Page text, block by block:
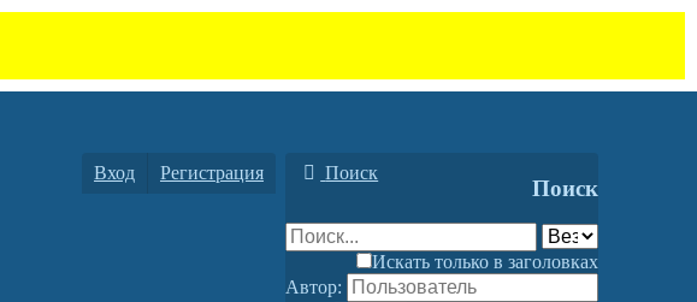
Вход Регистрация Поиск
Поиск
Искать только в заголовках
Автор: